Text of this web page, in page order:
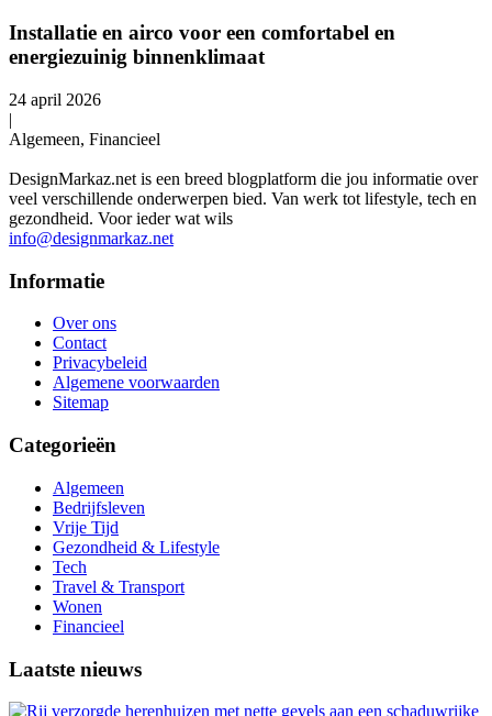
Installatie en airco voor een comfortabel en
energiezuinig binnenklimaat
24 april 2026
|
Algemeen, Financieel
DesignMarkaz.net is een breed blogplatform die jou informatie over
veel verschillende onderwerpen bied. Van werk tot lifestyle, tech en
gezondheid. Voor ieder wat wils
info@designmarkaz.net
Informatie
Over ons
Contact
Privacybeleid
Algemene voorwaarden
Sitemap
Categorieën
Algemeen
Bedrijfsleven
Vrije Tijd
Gezondheid & Lifestyle
Tech
Travel & Transport
Wonen
Financieel
Laatste nieuws